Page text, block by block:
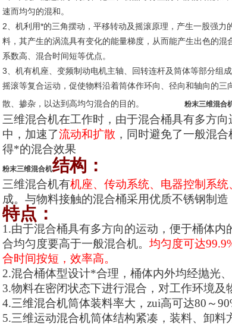
速而均匀的混和。
2 、机利用*的三角摆动，平移转动及摇滚原理，产生一股强
料，其产生的涡流具有变化的能量梯度，从而能产生出色的
系数高、混合时间短等优点。
3、机有机座、变频制动电机主轴、回转连杆及筒体等部分组
摇滚等复合运动，促使物料沿着筒体作环向、径向和轴向的
散、掺杂，以达到高均匀混合的目的。
粉末三维混合
三维混合机在工作时，由于混合桶具有多方
中，加速了流动和扩散 ，同时避免了一般混
得*的混合效果
粉末三维混合机结构：
三维混合机有机座、传动系统、电器控制系
成。与物料接触的混合桶采用优质不锈钢制
特点：
1.由于混合桶具有多方向的运动，便于桶体
合均匀度要高于一般混合机。 均匀度可达
合时间按短，效率高。
2.混合桶体型设计*合理，桶体内外均经抛光、
3.物料在密闭状态下进行混合，对工作环境及
4.三维混合机筒体装料率大，zui高可达80～
5.三维运动混合机筒体结构紧凑，装料、卸料